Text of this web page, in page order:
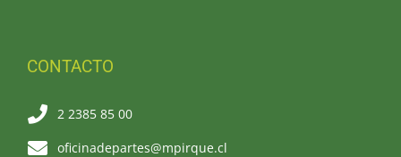
CONTACTO
2 2385 85 00
oficinadepartes@mpirque.cl